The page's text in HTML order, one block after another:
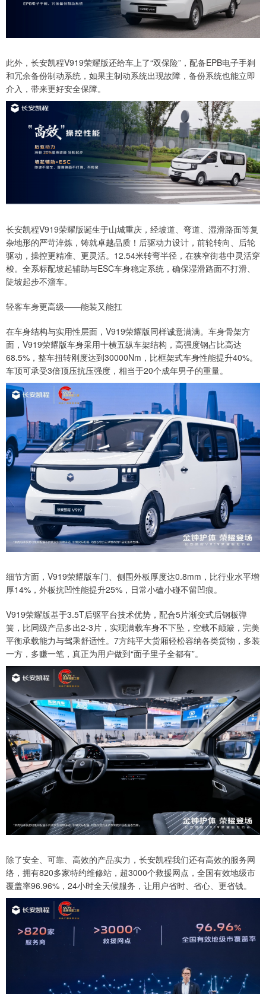
此外，长安凯程V919荣耀版还给车上了“双保险”，配备EPB电子手刹
和冗余备份制动系统，如果主制动系统出现故障，备份系统也能立即
介入，带来更好安全保障。
长安凯程V919荣耀版诞生于山城重庆，经坡道、弯道、湿滑路面等复
杂地形的严苛淬炼，铸就卓越品质！后驱动力设计，前轮转向、后轮
驱动，操控更精准、更灵活。12.54米转弯半径，在狭窄街巷中灵活穿
梭。全系标配坡起辅助与ESC车身稳定系统，确保湿滑路面不打滑、
陡坡起步不溜车。
轻客车身更高级——能装又能扛
在车身结构与实用性层面，V919荣耀版同样诚意满满。车身骨架方
面，V919荣耀版车身采用十横五纵车架结构，高强度钢占比高达
68.5%，整车扭转刚度达到30000Nm，比框架式车身性能提升40%。
车顶可承受3倍顶压抗压强度，相当于20个成年男子的重量。
细节方面，V919荣耀版车门、侧围外板厚度达0.8mm，比行业水平增
厚14%，外板抗凹性能提升25%，日常小磕小碰不留凹痕。
V919荣耀版基于3.5T后驱平台技术优势，配合5片渐变式后钢板弹
簧，比同级产品多出2-3片，实现满载车身不下坠，空载不颠簸，完美
平衡承载能力与驾乘舒适性。7方纯平大货厢轻松容纳各类货物，多装
一方，多赚一笔，真正为用户做到“面子里子全都有”。
除了安全、可靠、高效的产品实力，长安凯程我们还有高效的服务网
络，拥有820多家特约维修站，超3000个救援网点，全国有效地级市
覆盖率96.96%，24小时全天候服务，让用户省时、省心、更省钱。